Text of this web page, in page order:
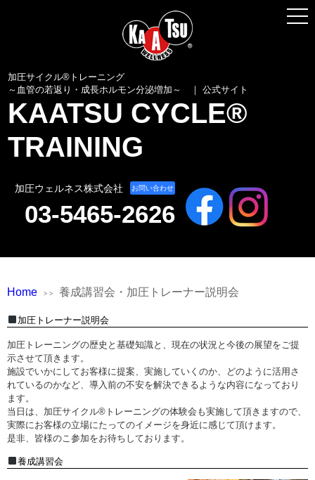
加圧サイクル®トレーニング
～血管の若返り・成長ホルモン分泌増加～ ｜ 公式サイト
KAATSU CYCLE®
TRAINING
加圧ウェルネス株式会社 お問い合わせ
03-5465-2626
加圧トレーナーとは
加圧ギアの紹介
動画／トレーニング事例
養成講習会・加圧トレーナー説明会
各種お申し込みはこちら
Home > > 養成講習会・加圧トレーナー説明会
加圧トレーナー説明会
加圧トレーニングの歴史と基礎知識と、現在の状況と今後の展望をご提
示させて頂きます。
施設でいかにしてお客様に提案、実施していくのか、どのように活用さ
れているのかなど、導入前の不安を解決できるような内容になっており
ます。
当日は、加圧サイクル®トレーニングの体験会も実施して頂きますので、
実際にお客様の立場にたってのイメージを身近に感じて頂けます。
是非、皆様のこ参加をお待ちしております。
養成講習会